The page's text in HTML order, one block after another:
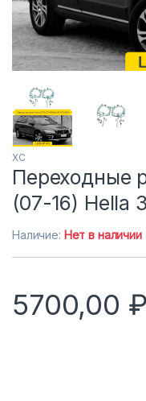
XC
Переходные
(07-16) Hella
Наличие: Нет в наличии
5700,00 ₽